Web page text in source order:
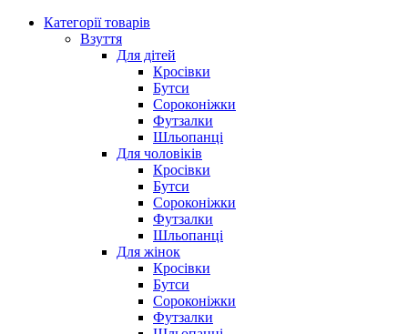
Категорії товарів
Взуття
Для дітей
Кросівки
Бутси
Сороконіжки
Футзалки
Шльопанці
Для чоловіків
Кросівки
Бутси
Сороконіжки
Футзалки
Шльопанці
Для жінок
Кросівки
Бутси
Сороконіжки
Футзалки